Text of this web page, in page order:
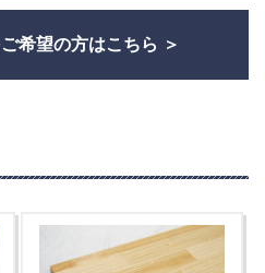
希望の方はこちら